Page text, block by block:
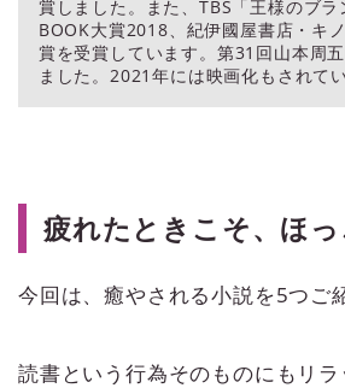
賞しました。また、TBS「王様のブラ
BOOK大賞2018、紀伊國屋書店・キ
賞を受賞しています。第31回山本周
ました。2021年には映画化もされてい
疲れたときこそ、ほ
今回は、癒やされる小説を5つご
読書という行為そのものにもリ